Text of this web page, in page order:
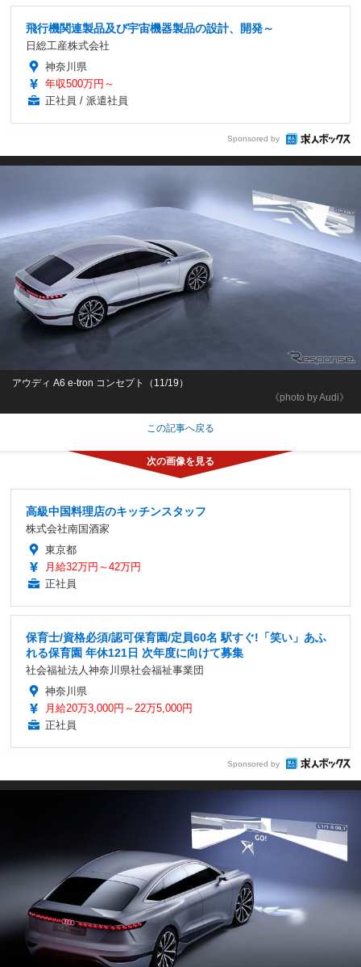
飛行機関連製品及び宇宙機器製品の設計、開発～
日総工産株式会社
神奈川県
年収500万円～
正社員 / 派遣社員
Sponsored by
《photo by Audi》
アウディ A6 e-tron コンセプト（11/19）
この記事へ戻る
高級中国料理店のキッチンスタッフ
株式会社南国酒家
東京都
月給32万円～42万円
正社員
保育士/資格必須/認可保育園/定員60名 駅すぐ!「笑い」あふ
れる保育園 年休121日 次年度に向けて募集
社会福祉法人神奈川県社会福祉事業団
神奈川県
月給20万3,000円～22万5,000円
正社員
Sponsored by